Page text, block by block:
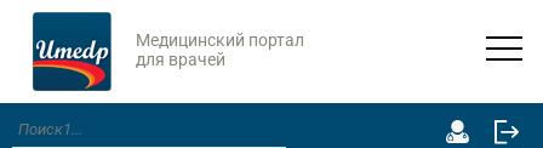
Медицинский портал
для врачей